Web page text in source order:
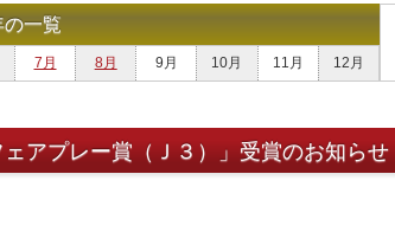
の一覧
7月 8月 9月 10月 11月 12月
アプレー賞（Ｊ３）」受賞のお知らせ